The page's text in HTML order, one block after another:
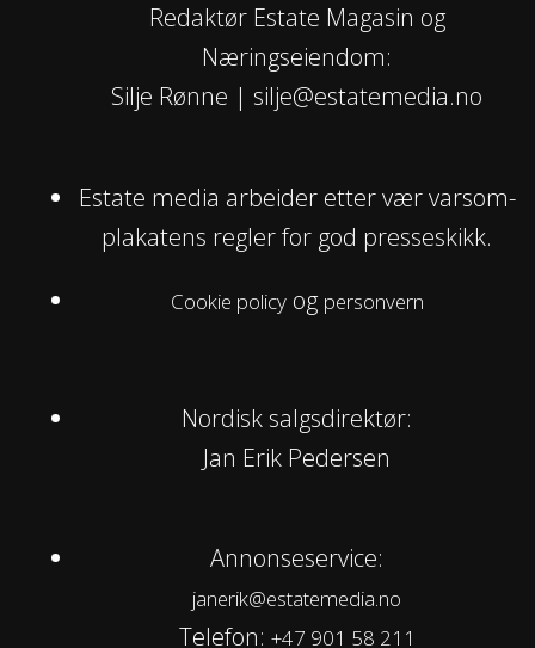
Redaktør Estate Magasin og
Næringseiendom:
Silje Rønne | silje@estatemedia.no
Estate media arbeider etter vær varsom-
plakatens regler for god presseskikk.
Cookie policyog personvern
Nordisk salgsdirektør:
Jan Erik Pedersen
Annonseservice:
janerik@estatemedia.no
Telefon: +47 901 58 211